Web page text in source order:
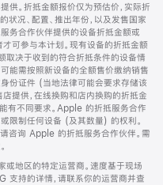
。折抵金额报价仅为预估价，实际折
况、配置、推出年份，以及发售国家
务合作伙伴提供的设备折抵金额或
可参与本计划。现有设备的折抵金额
取决于收到的符合折抵条件的设备情
能需按照新设备的全额售价缴纳销售
份证件 (当地法律可能会要求存储该
提供，在线换购和店内换购的折抵金
有不同要求。Apple 的折抵服务合作
限制任何设备 (及其数量) 的权利。
咨询 Apple 的折抵服务合作伙伴。需
或地区的特定运营商。速度基于现场
支持的详情，请联系你的运营商并查